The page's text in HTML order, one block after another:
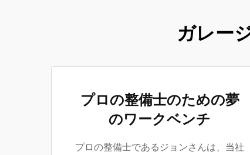
ガレー
プロの整備士のための夢
のワークベンチ
プロの整備士であるジョンさんは、当社